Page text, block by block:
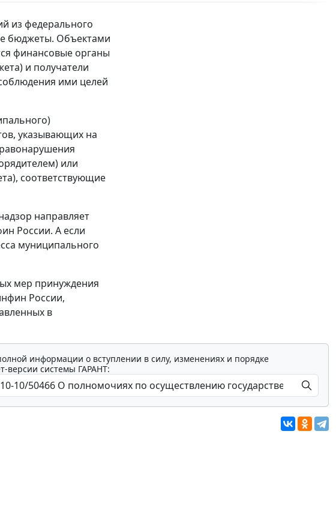
из федерального
бюджеты. Объектами
финансовые органы
и получатели
ими целей
указывающих на
или
соответствующие
направляет
России. А если
муниципального
мер принуждения
России,
в
информации о вступлении в силу, изменениях и порядке
версии системы ГАРАНТ: